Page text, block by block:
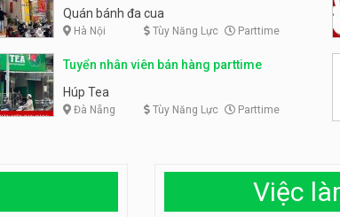
Quán bánh đa cua
Hà Nội Tùy Năng Lực Parttime
Tuyển nhân viên bán hàng parttime
Húp Tea
Đà Nẵng Tùy Năng Lực Parttime
Việc